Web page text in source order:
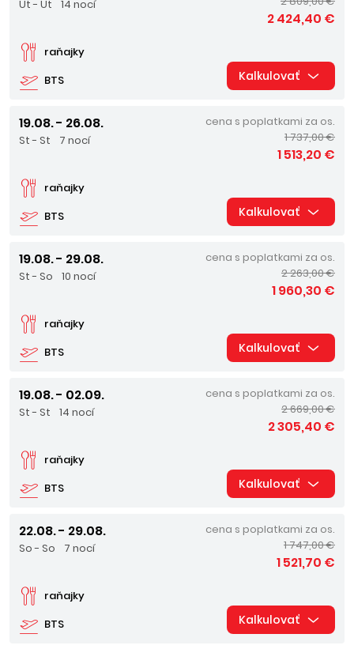
Ut - Ut 14 nocí
BTS
raňajky
2 424,40 €
Kalkulovať
19.08. - 26.08.
St - St 7 nocí
BTS
raňajky
cena s poplatkami za os.
1 737,00 €
1 513,20 €
Kalkulovať
19.08. - 29.08.
St - So 10 nocí
BTS
raňajky
cena s poplatkami za os.
2 263,00 €
1 960,30 €
Kalkulovať
19.08. - 02.09.
St - St 14 nocí
BTS
raňajky
cena s poplatkami za os.
2 669,00 €
2 305,40 €
Kalkulovať
22.08. - 29.08.
So - So 7 nocí
BTS
raňajky
cena s poplatkami za os.
1 747,00 €
1 521,70 €
Kalkulovať